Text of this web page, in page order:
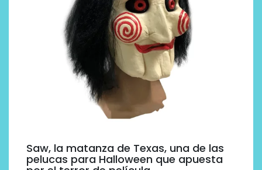
Saw, la matanza de Texas, una de las
pelucas para Halloween que apuesta